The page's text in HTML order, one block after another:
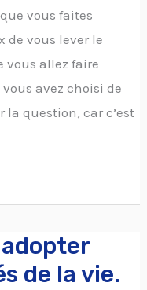
vous faites
de vous lever le
vous allez faire
avez choisi de
la question, car c’est
de la vie.